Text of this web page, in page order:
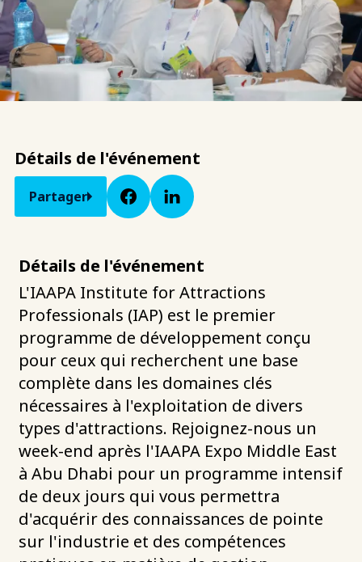
Détails de l'événement
Partager
Détails de l'événement
L'IAAPA Institute for Attractions
Professionals (IAP) est le premier
programme de développement conçu
pour ceux qui recherchent une base
complète dans les domaines clés
nécessaires à l'exploitation de divers
types d'attractions. Rejoignez-nous un
week-end après l'IAAPA Expo Middle East
à Abu Dhabi pour un programme intensif
de deux jours qui vous permettra
d'acquérir des connaissances de pointe
sur l'industrie et des compétences